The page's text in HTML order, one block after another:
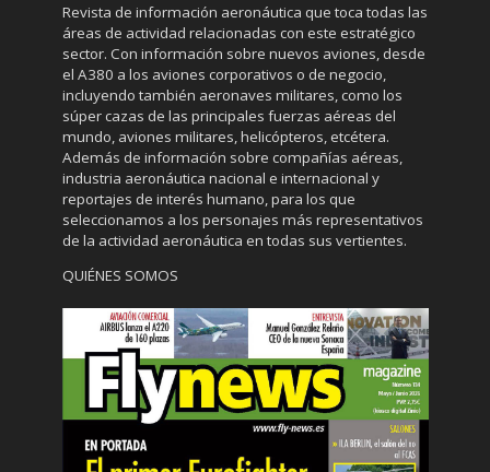
Revista de información aeronáutica que toca todas las
áreas de actividad relacionadas con este estratégico
sector. Con información sobre nuevos aviones, desde
el A380 a los aviones corporativos o de negocio,
incluyendo también aeronaves militares, como los
súper cazas de las principales fuerzas aéreas del
mundo, aviones militares, helicópteros, etcétera.
Además de información sobre compañías aéreas,
industria aeronáutica nacional e internacional y
reportajes de interés humano, para los que
seleccionamos a los personajes más representativos
de la actividad aeronáutica en todas sus vertientes.
QUIÉNES SOMOS